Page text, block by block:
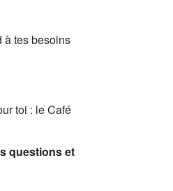
à tes besoins
toi : le Café
questions et